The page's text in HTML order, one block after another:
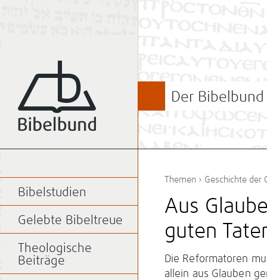
Der Bibelbund
Themen › Geschichte der
Aus
guten
Die Reformatoren
allein aus Glauben
Bibelstudien
Gelebte Bibeltreue
Theologische
Beiträge